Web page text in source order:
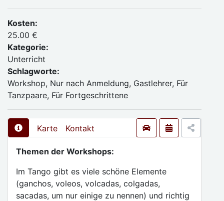
Kosten:
25.00 €
Kategorie:
Unterricht
Schlagworte:
Workshop, Nur nach Anmeldung, Gastlehrer, Für
Tanzpaare, Für Fortgeschrittene
Karte Kontakt
Themen der Workshops:
Im Tango gibt es viele schöne Elemente
(ganchos, voleos, volcadas, colgadas,
sacadas, um nur einige zu nennen) und richtig